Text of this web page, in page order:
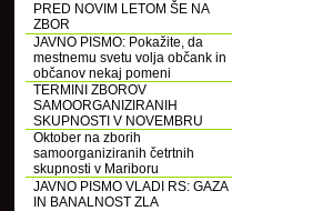
PRED NOVIM LETOM ŠE NA
ZBOR
JAVNO PISMO: Pokažite, da
mestnemu svetu volja občank in
občanov nekaj pomeni
TERMINI ZBOROV
SAMOORGANIZIRANIH
SKUPNOSTI V NOVEMBRU
Oktober na zborih
samoorganiziranih četrtnih
skupnosti v Mariboru
JAVNO PISMO VLADI RS: GAZA
IN BANALNOST ZLA